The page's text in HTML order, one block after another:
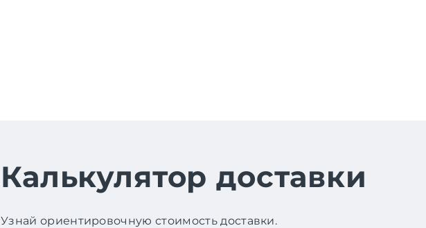
Калькулятор доставки
Узнай ориентировочную стоимость доставки.